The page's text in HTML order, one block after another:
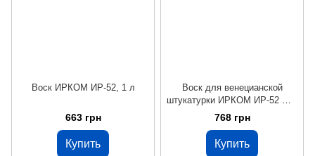
Воск ИРКОМ ИР-52, 1 л
663 грн
Купить
Воск для венецианской
штукатурки ИРКОМ ИР-52 М1,
0,4 л
768 грн
Купить